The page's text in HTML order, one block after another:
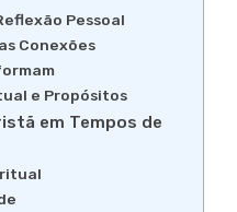
Pessoal
Conexões
e Propósitos
em Tempos de